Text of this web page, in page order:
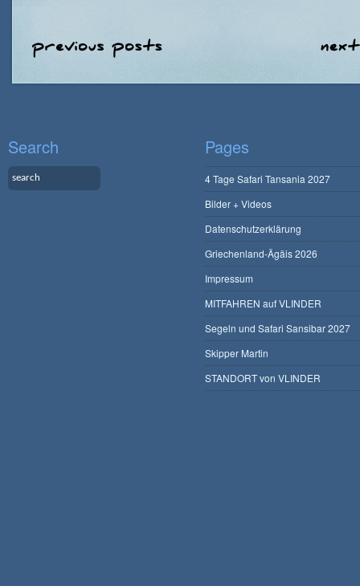
Search Pages
4 Tage Safari Tansania 2027
Bilder + Videos
Datenschutzerklärung
Griechenland-Ägäis 2026
Impressum
MITFAHREN auf VLINDER
Segeln und Safari Sansibar 2027
Skipper Martin
STANDORT von VLINDER